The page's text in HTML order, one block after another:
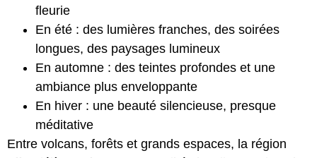
fleurie
En été : des lumières franches, des soirées
longues, des paysages lumineux
En automne : des teintes profondes et une
ambiance plus enveloppante
En hiver : une beauté silencieuse, presque
méditative
Entre volcans, forêts et grands espaces, la région